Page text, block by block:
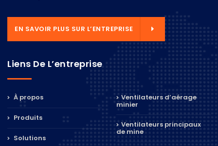
EN SAVOIR PLUS SUR L’ENTREPRISE
Liens De L’entreprise
À propos
Produits
Solutions
Ventilateurs d’aérage
minier
Ventilateurs principaux
de mine